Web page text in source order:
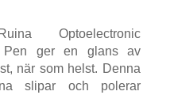
Optoelectronic
Pen ger en glans av
när som helst. Denna
slipar och polerar